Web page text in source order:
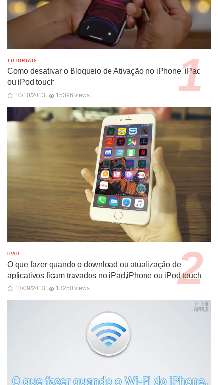
TUTORIAIS
Como desativar o Bloqueio de Ativação no iPhone, iPad
ou iPod touch
10/10/2013 15396 views
IPAD
O que fazer quando o download ou atualização de
aplicativos ficam travados no iPad,iPhone ou iPod touch
13/09/2013 13250 views